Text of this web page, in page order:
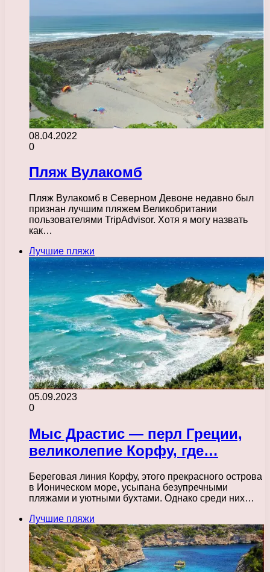
08.04.2022
0
Пляж Вулакомб
Пляж Вулакомб в Северном Девоне недавно был
признан лучшим пляжем Великобритании
пользователями TripAdvisor. Хотя я могу назвать
как…
Лучшие пляжи
05.09.2023
0
Мыс Драстис — перл Греции,
великолепие Корфу, где…
Береговая линия Корфу, этого прекрасного острова
в Ионическом море, усыпана безупречными
пляжами и уютными бухтами. Однако среди них…
Лучшие пляжи